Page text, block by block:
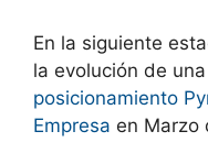
En la siguiente
la evolución de
posicionamiento
Empresa en Marzo